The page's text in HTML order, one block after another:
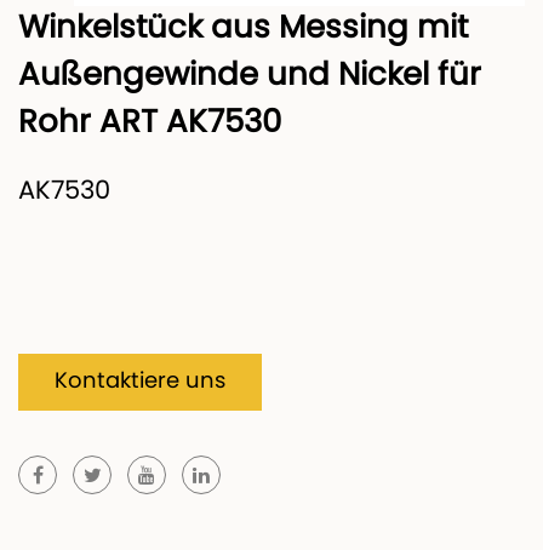
Winkelstück aus Messing mit
Außengewinde und Nickel für
Rohr ART AK7530
AK7530
Kontaktiere uns